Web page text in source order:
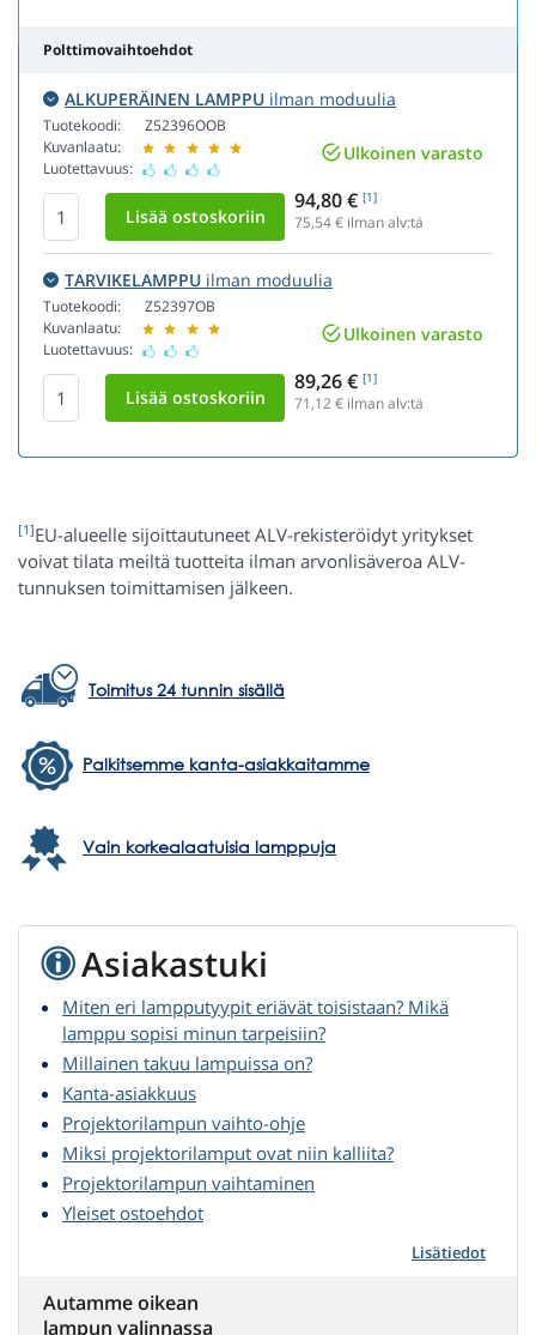
Polttimovaihtoehdot
ALKUPERÄINEN LAMPPU ilman moduulia
Tuotekoodi:
Kuvanlaatu:
Luotettavuus:
Z52396OOB
Ulkoinen varasto
94,80 € [1]
75,54€ ilman alv:tä
TARVIKELAMPPU ilman moduulia
Tuotekoodi:
Kuvanlaatu:
Luotettavuus:
Z52397OB
Ulkoinen varasto
89,26 € [1]
71,12€ ilman alv:tä
[1]EU-alueelle sijoittautuneet ALV-rekisteröidyt yritykset
voivat tilata meiltä tuotteita ilman arvonlisäveroa ALV-
tunnuksen toimittamisen jälkeen.
Toimitus 24 tunnin sisällä
Palkitsemme kanta-asiakkaitamme
Vain korkealaatuisia lamppuja
Asiakastuki
Miten eri lampputyypit eriävät toisistaan? Mikä
lamppu sopisi minun tarpeisiin?
Millainen takuu lampuissa on?
Kanta-asiakkuus
Projektorilampun vaihto-ohje
Miksi projektorilamput ovat niin kalliita?
Projektorilampun vaihtaminen
Yleiset ostoehdot
Lisätiedot
Autamme oikean
lampun valinnassa